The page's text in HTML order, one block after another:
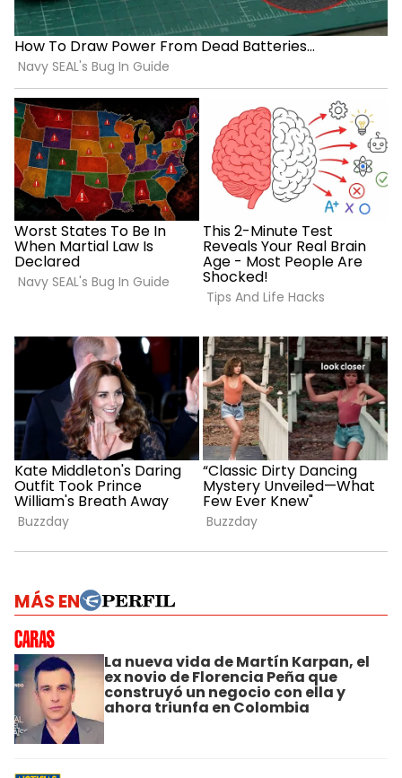
MÁS EN
La nueva vida de Martín Karpan, el
ex novio de Florencia Peña que
construyó un negocio con ella y
ahora triunfa en Colombia